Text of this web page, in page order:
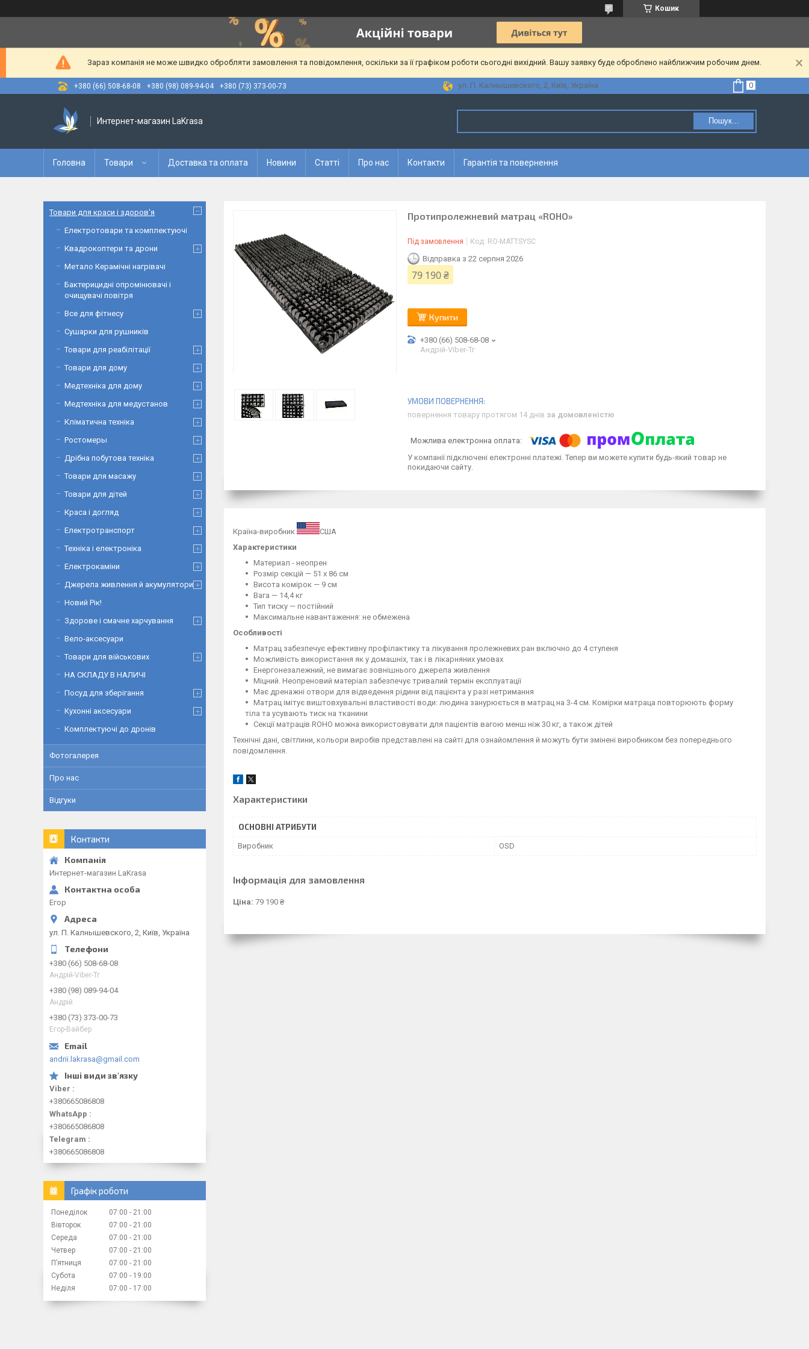
Кошик
Зараз компанія не може швидко обробляти замовлення та повідомлення, оскільки за її графіком роботи сьогодні вихідний. Вашу заявку буде оброблено найближчим робочим днем.
+380 (66) 508-68-08 +380 (98) 089-94-04 +380 (73) 373-00-73 ул. П. Калнышевского, 2, Київ, Україна
Интернет-магазин LaKrasa Пошук...
Головна Товари Доставка та оплата Новини Статті Про нас Контакти Гарантія та повернення
Протипролежневий матрац «ROHO»
Під замовлення Код: RO-MATTSYSC
Відправка з 22 серпня 2026
79 190 ₴
Купити
+380 (66) 508-68-08
Андрій-Viber-Тг
повернення товару протягом 14 днів за домовленістю
У компанії підключені електронні платежі. Тепер ви можете купити будь-який товар не
покидаючи сайту.
Країна-виробник
США
Характеристики
Материал - неопрен
Розмір секцій — 51 х 86 см
Висота комірок — 9 см
Вага — 14,4 кг
Тип тиску — постійний
Максимальне навантаження: не обмежена
Особливості
Матрац забезпечує ефективну профілактику та лікування пролежневих ран включно до 4 ступеня
Можливість використання як у домашніх, так і в лікарняних умовах
Енергонезалежний, не вимагає зовнішнього джерела живлення
Міцний. Неопреновий матеріал забезпечує тривалий термін експлуатації
Має дренажні отвори для відведення рідини від пацієнта у разі нетримання
Матрац імітує виштовхувальні властивості води: людина занурюється в матрац на 3-4 см. Комірки матраца повторюють форму
тіла та усувають тиск на тканини
Секції матраців ROHO можна використовувати для пацієнтів вагою менш ніж 30 кг, а також дітей
Технічні дані, світлини, кольори виробів представлені на сайті для ознайомлення й можуть бути змінені виробником без попереднього
повідомлення.
Характеристики
ОСНОВНІ АТРИБУТИ
Виробник ОSD
Інформація для замовлення
Ціна: 79 190 ₴
Товари для краси і здоров'я
Електротовари та комплектуючі
Квадрокоптери та дрони
Метало Керамічні нагрівачі
Бактерицидні опромінювачі і
очищувачі повітря
Все для фітнесу
Сушарки для рушників
Товари для реабілітації
Товари для дому
Медтехніка для дому
Медтехніка для медустанов
Кліматична техніка
Ростомеры
Дрібна побутова техніка
Товари для масажу
Товари для дітей
Краса і догляд
Електротранспорт
Техніка і електроніка
Електрокаміни
Джерела живлення й акумулятори
Новий Рік!
Здорове і смачне харчування
Вело-аксесуари
Товари для військових
НА СКЛАДУ В НАЛИЧІ
Посуд для зберігання
Кухонні аксесуари
Комплектуючі до дронів
Фотогалерея
Про нас
Відгуки
Контакти
Интернет-магазин LaKrasa
Егор
ул. П. Калнышевского, 2, Київ, Україна
+380 (66) 508-68-08
Андрій-Viber-Тг
+380 (98) 089-94-04
Андрій
+380 (73) 373-00-73
Егор-Вайбер
andrii.lakrasa@gmail.com
Viber
+380665086808
WhatsApp
+380665086808
Telegram
+380665086808
Графік роботи
Понеділок 07:00
21:00
Вівторок
07:00
21:00
Середа
07:00
21:00
Четвер
07:00
21:00
Пʼятниця
07:00
21:00
Субота
07:00
19:00
Неділя
07:00 17:00